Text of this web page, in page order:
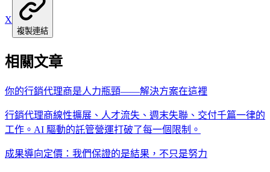
X
複製連結
相關文章
你的行銷代理商是人力瓶頸——解決方案在這裡
行銷代理商線性擴展、人才流失、週末失聯、交付千篇一律的
工作。AI 驅動的託管營運打破了每一個限制。
成果導向定價：我們保證的是結果，不只是努力